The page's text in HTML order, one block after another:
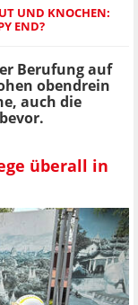
UND KNOCHEN:
END?
Berufung auf
obendrein
auch die
überall in